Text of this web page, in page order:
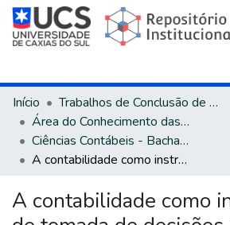
Início
Trabalhos de Conclusão de Curso
Área do Conhecimento das Ciências Sociais Aplicadas
Ciências Contábeis - Bacharelado
A contabilidade como instrumento de tomada de decisões para as empresas : um estudo em uma empresa do ramo de bebidas
A contabilidade como